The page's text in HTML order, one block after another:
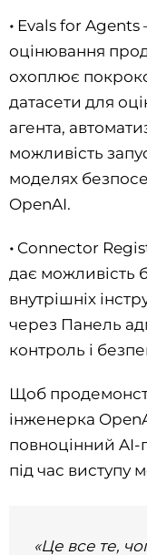
• Evals for Agents
оцінювання
охоплює
датасети для
агента,
можливість
моделях
OpenAI.
• Connector
дає можливість
внутрішніх
через Панель
контроль і
Щоб
інженерка
повноцінний AI-
під час виступу
«Це все те,